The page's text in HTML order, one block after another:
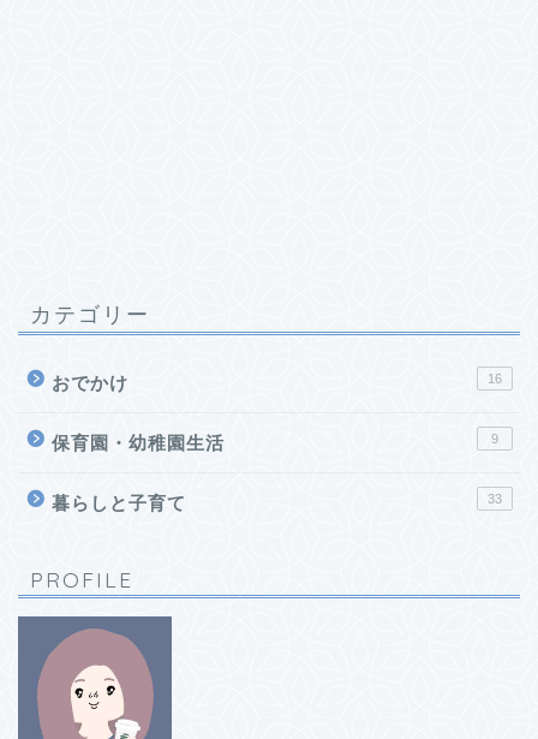
カテゴリー
おでかけ 16
保育園・幼稚園生活 9
暮らしと子育て 33
PROFILE